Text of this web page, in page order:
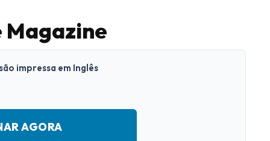
Magazine
impressa em Inglês
AGORA